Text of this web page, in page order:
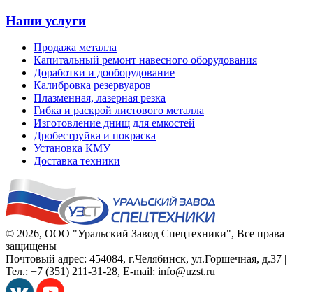
Наши услуги
Продажа металла
Капитальный ремонт навесного оборудования
Доработки и дооборудование
Калибровка резервуаров
Плазменная, лазерная резка
Гибка и раскрой листового металла
Изготовление днищ для емкостей
Дробеструйка и покраска
Установка КМУ
Доставка техники
© 2026, ООО "Уральский Завод Спецтехники", Все права
защищены
Почтовый адрес: 454084, г.Челябинск, ул.Горшечная, д.37 |
Тел.: +7 (351) 211-31-28, E-mail: info@uzst.ru